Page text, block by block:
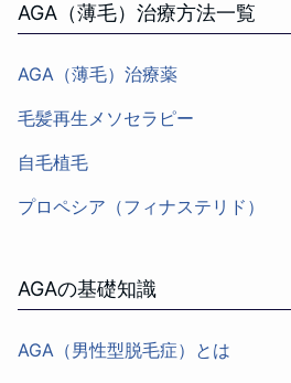
AGA（薄毛）治療方法一覧
AGA（薄毛）治療薬
毛髪再生メソセラピー
自毛植毛
プロペシア（フィナステリド）
AGAの基礎知識
AGA（男性型脱毛症）とは